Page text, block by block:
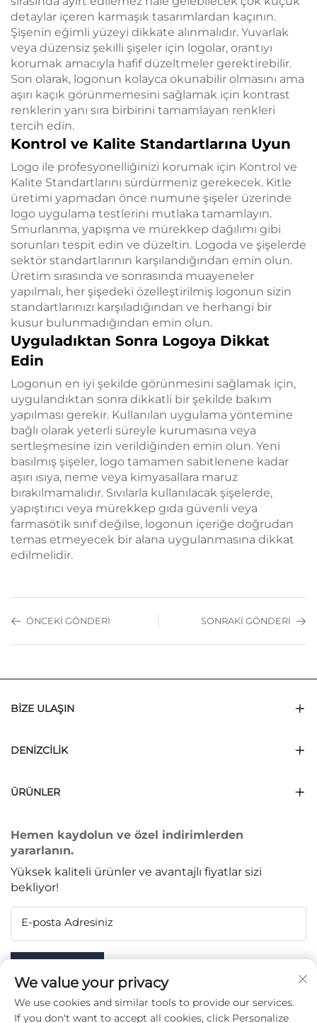
detaylar içeren karmaşık tasarımlardan kaçının.
Şişenin eğimli yüzeyi dikkate alınmalıdır. Yuvarlak
veya düzensiz şekilli şişeler için logolar, orantıyı
korumak amacıyla hafif düzeltmeler gerektirebilir.
Son olarak, logonun kolayca okunabilir olmasını ama
aşırı kaçık görünmemesini sağlamak için kontrast
renklerin yanı sıra birbirini tamamlayan renkleri
tercih edin.
Kontrol ve Kalite Standartlarına Uyun
Logo ile profesyonelliğinizi korumak için Kontrol ve
Kalite Standartlarını sürdürmeniz gerekecek. Kitle
üretimi yapmadan önce numune şişeler üzerinde
logo uygulama testlerini mutlaka tamamlayın.
Smurlanma, yapışma ve mürekkep dağılımı gibi
sorunları tespit edin ve düzeltin. Logoda ve şişelerde
sektör standartlarının karşılandığından emin olun.
Üretim sırasında ve sonrasında muayeneler
yapılmalı, her şişedeki özelleştirilmiş logonun sizin
standartlarınızı karşıladığından ve herhangi bir
kusur bulunmadığından emin olun.
Uyguladıktan Sonra Logoya Dikkat
Edin
Logonun en iyi şekilde görünmesini sağlamak için,
uygulandıktan sonra dikkatli bir şekilde bakım
yapılması gerekir. Kullanılan uygulama yöntemine
bağlı olarak yeterli süreyle kurumasına veya
sertleşmesine izin verildiğinden emin olun. Yeni
basılmış şişeler, logo tamamen sabitlenene kadar
aşırı ısıya, neme veya kimyasallara maruz
bırakılmamalıdır. Sıvılarla kullanılacak şişelerde,
yapıştırıcı veya mürekkep gıda güvenli veya
farmasötik sınıf değilse, logonun içeriğe doğrudan
temas etmeyecek bir alana uygulanmasına dikkat
edilmelidir.
ÖNCEKI GÖNDERI SONRAKI GÖNDERI
BIZE ULAŞIN
DENIZCILIK
ÜRÜNLER
Hemen kaydolun ve özel indirimlerden
yararlanın.
Yüksek kaliteli ürünler ve avantajlı fiyatlar sizi
bekliyor!
E-posta Adresiniz
We value your privacy
We use cookies and similar tools to provide our services.
If you don't want to accept all cookies, click Personalize